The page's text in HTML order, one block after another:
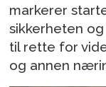
markerer
sikkerheten
til rette for
og annen